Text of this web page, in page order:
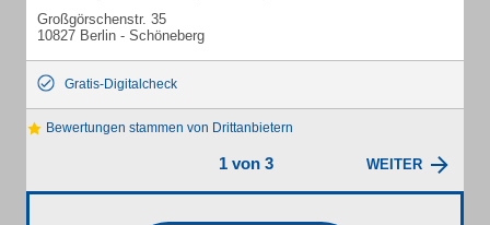
Großgörschenstr. 35
10827 Berlin - Schöneberg
Gratis-Digitalcheck
Bewertungen stammen von Drittanbietern
1 von 3 WEITER